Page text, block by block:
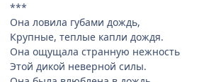
***
Она ловила губами дождь,
Крупные, теплые капли дождя.
Она ощущала странную нежность
Этой дикой неверной силы.